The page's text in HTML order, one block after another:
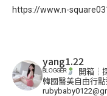
https://www.n-
yang1.22
ᴮᴸᴼᴳᴳᴱᴿ 開箱┆
韓國醫美自由行